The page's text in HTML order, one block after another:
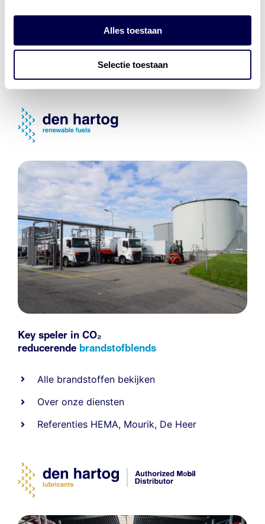
Alles toestaan
Selectie toestaan
Installatie van laadinfra en accu’s
EnergiebeheerenERE’s
enLaadpassen
Key speler in CO₂
reducerende brandstofblends
Alle brandstoffen bekijken
Over onze diensten
Referenties HEMA, Mourik, De Heer